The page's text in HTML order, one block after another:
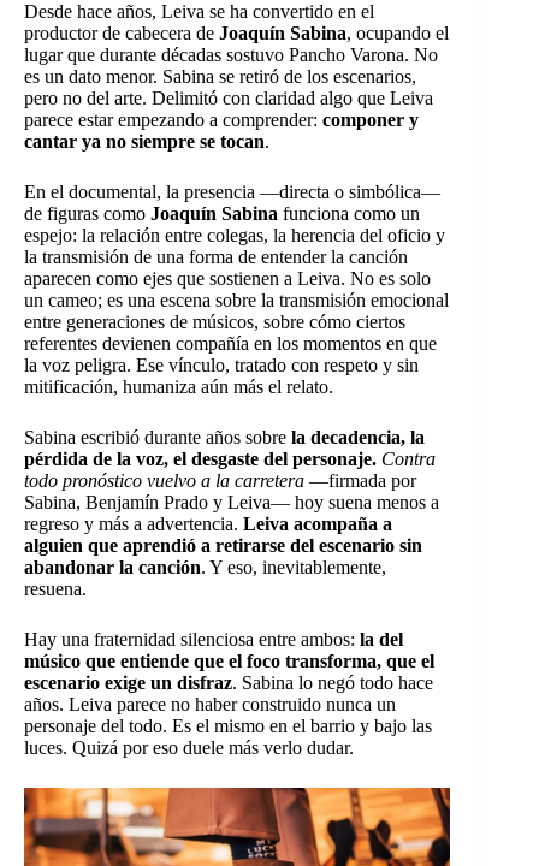
Desde hace años, Leiva se ha convertido en el
productor de cabecera de Joaquín Sabina, ocupando el
lugar que durante décadas sostuvo Pancho Varona. No
es un dato menor. Sabina se retiró de los escenarios,
pero no del arte. Delimitó con claridad algo que Leiva
parece estar empezando a comprender: componer y
cantar ya no siempre se tocan.
En el documental, la presencia —directa o simbólica—
de figuras como Joaquín Sabina funciona como un
espejo: la relación entre colegas, la herencia del oficio y
la transmisión de una forma de entender la canción
aparecen como ejes que sostienen a Leiva. No es solo
un cameo; es una escena sobre la transmisión emocional
entre generaciones de músicos, sobre cómo ciertos
referentes devienen compañía en los momentos en que
la voz peligra. Ese vínculo, tratado con respeto y sin
mitificación, humaniza aún más el relato.
Sabina escribió durante años sobre la decadencia, la
pérdida de la voz, el desgaste del personaje. Contra
todo pronóstico vuelvo a la carretera —firmada por
Sabina, Benjamín Prado y Leiva— hoy suena menos a
regreso y más a advertencia. Leiva acompaña a
alguien que aprendió a retirarse del escenario sin
abandonar la canción. Y eso, inevitablemente,
resuena.
Hay una fraternidad silenciosa entre ambos: la del
músico que entiende que el foco transforma, que el
escenario exige un disfraz. Sabina lo negó todo hace
años. Leiva parece no haber construido nunca un
personaje del todo. Es el mismo en el barrio y bajo las
luces. Quizá por eso duele más verlo dudar.